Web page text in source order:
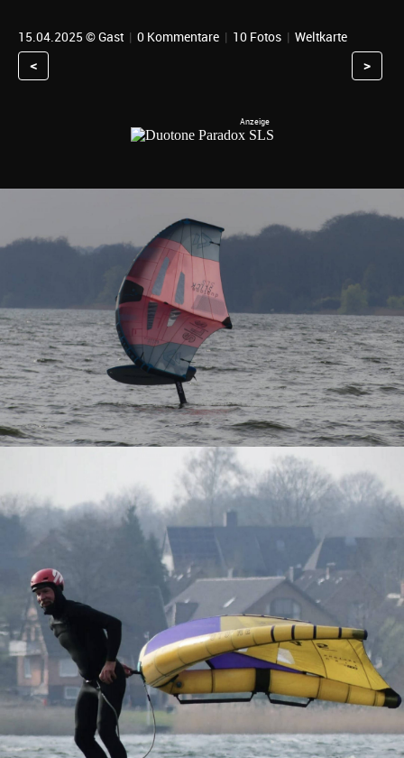
15.04.2025 © Gast | 0 Kommentare | 10 Fotos | Weltkarte
< >